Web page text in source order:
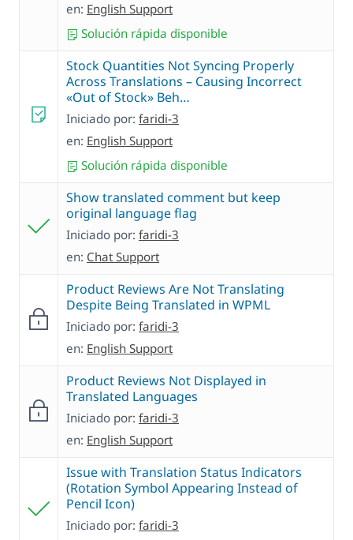
en: English Support
Solución rápida disponible
Stock Quantities Not Syncing Properly
Across Translations – Causing Incorrect
«Out of Stock» Beh…
Iniciado por: faridi-3
en: English Support
Solución rápida disponible
Show translated comment but keep
original language flag
Iniciado por: faridi-3
en: Chat Support
Product Reviews Are Not Translating
Despite Being Translated in WPML
Iniciado por: faridi-3
en: English Support
Product Reviews Not Displayed in
Translated Languages
Iniciado por: faridi-3
en: English Support
Issue with Translation Status Indicators
(Rotation Symbol Appearing Instead of
Pencil Icon)
Iniciado por: faridi-3